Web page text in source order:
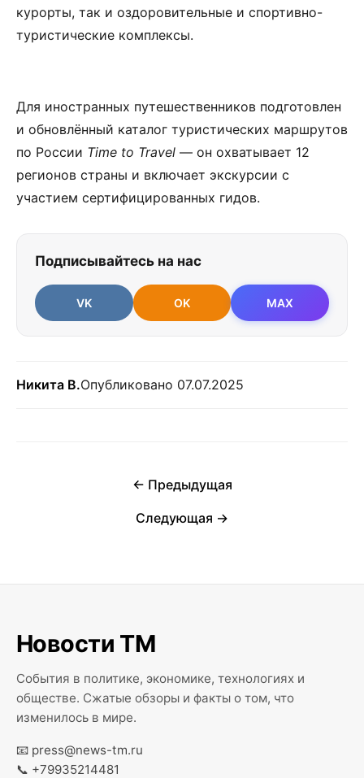
курорты, так и оздоровительные и спортивно-
туристические комплексы.
Для иностранных путешественников подготовлен
и обновлённый каталог туристических маршрутов
по России Time to Travel — он охватывает 12
регионов страны и включает экскурсии с
участием сертифицированных гидов.
Подписывайтесь на нас
VK OK MAX
Никита В.Опубликовано 07.07.2025
← Предыдущая
Следующая →
Новости ТМ
События в политике, экономике, технологиях и
обществе. Сжатые обзоры и факты о том, что
изменилось в мире.
📧 press@news-tm.ru
📞 +79935214481